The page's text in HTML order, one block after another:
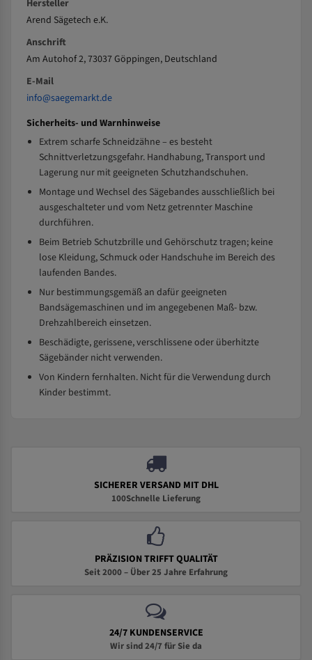
Hersteller
Arend Sägetech e.K.
Anschrift
Am Autohof 2, 73037 Göppingen, Deutschland
E-Mail
info@saegemarkt.de
Sicherheits- und Warnhinweise
Extrem scharfe Schneidzähne – es besteht
Schnittverletzungsgefahr. Handhabung, Transport und
Lagerung nur mit geeigneten Schutzhandschuhen.
Montage und Wechsel des Sägebandes ausschließlich bei
ausgeschalteter und vom Netz getrennter Maschine
durchführen.
Beim Betrieb Schutzbrille und Gehörschutz tragen; keine
lose Kleidung, Schmuck oder Handschuhe im Bereich des
laufenden Bandes.
Nur bestimmungsgemäß an dafür geeigneten
Bandsägemaschinen und im angegebenen Maß- bzw.
Drehzahlbereich einsetzen.
Beschädigte, gerissene, verschlissene oder überhitzte
Sägebänder nicht verwenden.
Von Kindern fernhalten. Nicht für die Verwendung durch
Kinder bestimmt.
SICHERER VERSAND MIT DHL
100Schnelle Lieferung
PRÄZISION TRIFFT QUALITÄT
Seit 2000 – Über 25 Jahre Erfahrung
24/7 KUNDENSERVICE
Wir sind 24/7 für Sie da